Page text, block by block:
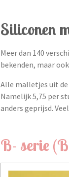
Siliconen
Meer dan 140
bekenden, maar
Alle malletjes uit de
Namelijk 5,75 per
anders geprijsd.
B- serie